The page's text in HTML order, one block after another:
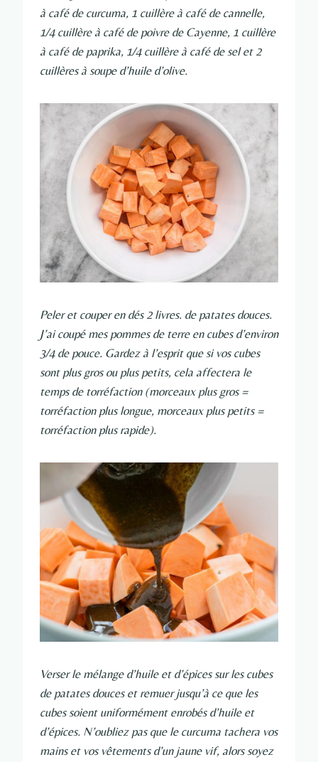
à café de curcuma, 1 cuillère à café de cannelle,
1/4 cuillère à café de poivre de Cayenne, 1 cuillère
à café de paprika, 1/4 cuillère à café de sel et 2
cuillères à soupe d’huile d’olive.
Peler et couper en dés 2 livres. de patates douces.
J’ai coupé mes pommes de terre en cubes d’environ
3/4 de pouce. Gardez à l’esprit que si vos cubes
sont plus gros ou plus petits, cela affectera le
temps de torréfaction (morceaux plus gros =
torréfaction plus longue, morceaux plus petits =
torréfaction plus rapide).
Verser le mélange d’huile et d’épices sur les cubes
de patates douces et remuer jusqu’à ce que les
cubes soient uniformément enrobés d’huile et
d’épices. N’oubliez pas que le curcuma tachera vos
mains et vos vêtements d’un jaune vif, alors soyez